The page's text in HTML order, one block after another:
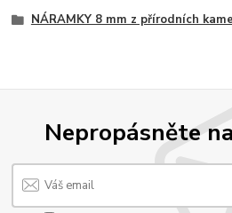
NÁRAMKY 8 mm z přírodních
Nepropásněte